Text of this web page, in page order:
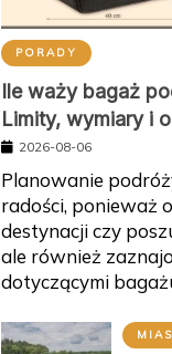
PORADY
Ile waży bagaż
Limity, wymiary i
2026-08-06
Planowanie
radości, ponieważ
destynacji czy
ale również
dotyczącymi